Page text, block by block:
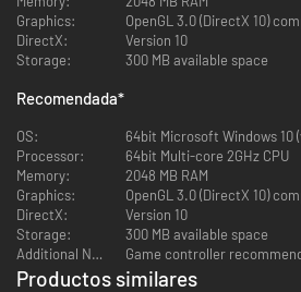
Modalidad de juego adictiva
Se pueden coleccionar gemas para
Posibilidad de volver a jugar: siempre
Opciones de accesibilidad para
Una modalidad optimizada para los más
Dirección artística de Encre Mecanique
Graphics:
OpenGL 3.0 (DirectX 10)
DirectX:
Version 10
Storage:
300 MB available space
Recomendada*
OS:
64bit Microsoft Windows 10
Processor:
64bit Multi-core 2GHz CPU
Memory:
2048 MB RAM
Graphics:
OpenGL 3.0 (DirectX 10)
DirectX:
Version 10
Storage:
300 MB available space
Additional Notes:
Game controller
Productos similares